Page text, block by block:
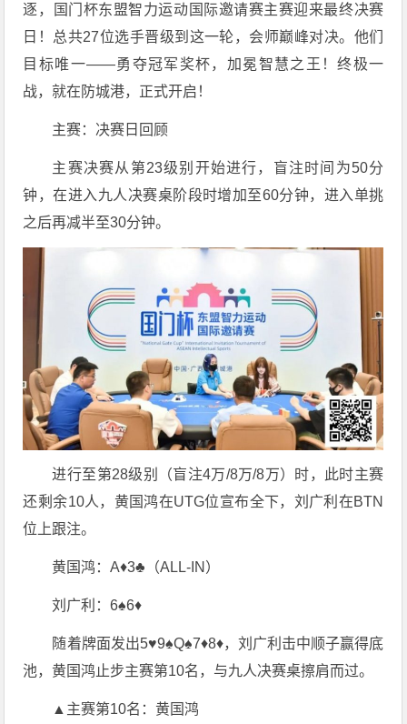
逐，国门杯东盟智力运动国际邀请赛主赛迎来最终决赛
日！总共27位选手晋级到这一轮，会师巅峰对决。他们
目标唯一——勇夺冠军奖杯，加冕智慧之王！终极一
战，就在防城港，正式开启！
主赛：决赛日回顾
主赛决赛从第23级别开始进行，盲注时间为50分
钟，在进入九人决赛桌阶段时增加至60分钟，进入单挑
之后再减半至30分钟。
进行至第28级别（盲注4万/8万/8万）时，此时主赛
还剩余10人，黄国鸿在UTG位宣布全下，刘广利在BTN
位上跟注。
黄国鸿：A♦️3♣️（ALL-IN）
刘广利：6♠️6♦️
随着牌面发出5♥️9♠️Q♠️7♦️8♦️，刘广利击中顺子赢得底
池，黄国鸿止步主赛第10名，与九人决赛桌擦肩而过。
▲主赛第10名：黄国鸿